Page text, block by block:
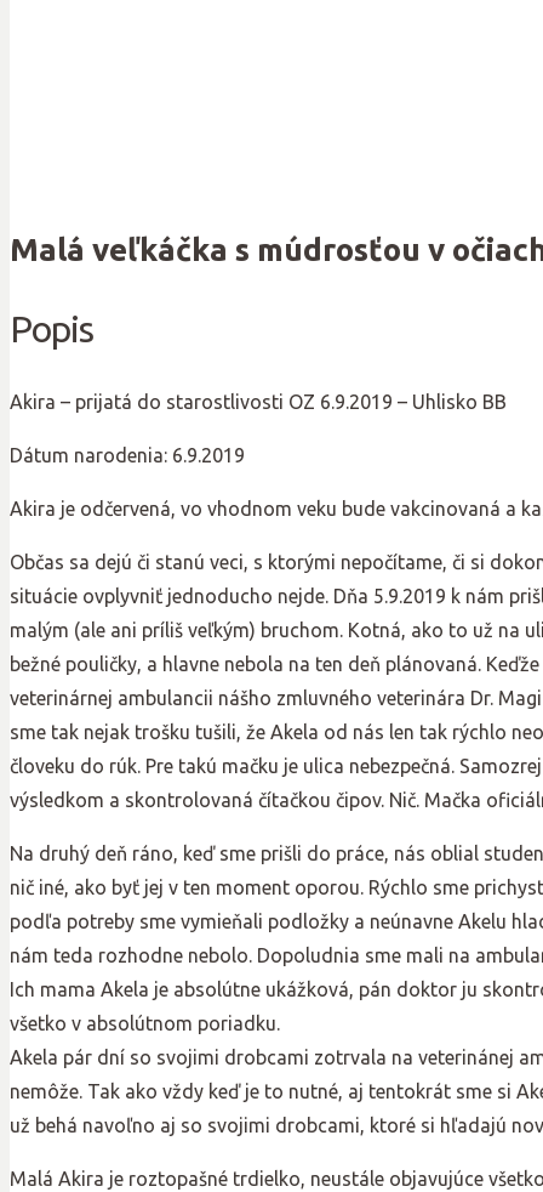
Malá veľkáčka s múdrosťou v
Popis
Akira – prijatá do starostlivosti OZ 6.9.2019 – Uhlisko BB
Dátum narodenia: 6.9.2019
Akira je odčervená, vo vhodnom veku bude vakcinovaná a
Občas sa dejú či stanú veci, s ktorými nepočítame, či si
situácie ovplyvniť jednoducho nejde. Dňa 5.9.2019 k nám
malým (ale ani príliš veľkým) bruchom. Kotná, ako to už na
bežné pouličky, a hlavne nebola na ten deň plánovaná.
veterinárnej ambulancii nášho zmluvného veterinára Dr.
sme tak nejak trošku tušili, že Akela od nás len tak rýchlo
človeku do rúk. Pre takú mačku je ulica nebezpečná.
výsledkom a skontrolovaná čítačkou čipov. Nič. Mačka
Na druhý deň ráno, keď sme prišli do práce, nás oblial
nič iné, ako byť jej v ten moment oporou. Rýchlo sme
podľa potreby sme vymieňali podložky a neúnavne Akelu
nám teda rozhodne nebolo. Dopoludnia sme mali na
Ich mama Akela je absolútne ukážková, pán doktor ju
všetko v absolútnom poriadku.
Akela pár dní so svojimi drobcami zotrvala na veterinánej
nemôže. Tak ako vždy keď je to nutné, aj tentokrát sme si
už behá navoľno aj so svojimi drobcami, ktoré si hľadajú
Malá Akira je roztopašné trdielko, neustále objavujúce